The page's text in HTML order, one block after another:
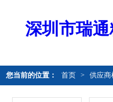
深圳市瑞
您当前的位置： 首页 > 供应商